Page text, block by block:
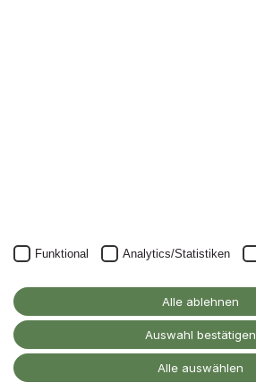
Funktional Analytics/Statistiken
Alle ablehnen
Auswahl bestätigen
Alle auswählen